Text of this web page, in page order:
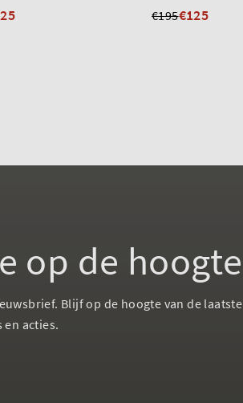
€195€125
op de hoogte
Blijf op de hoogte van de laatste
acties.